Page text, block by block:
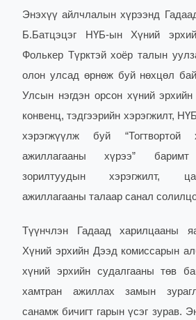
Энэхүү айлчлалын хүрээнд
Б.Батцэцэг НҮБ-ын Хүний
Фолькер Түрктэй хоёр талын
олон улсад өрнөж буй нөхцөл
Улсын нэгдэн орсон хүний
конвенц, тэдгээрийн хэрэгжилт,
хэрэгжүүлж буй “Тогтвортой
ажиллагааны хүрээ”
зорилтуудын хэрэгжилт,
ажиллагааны талаар санал
Түүнчлэн Гадаад харилцааны
Хүний эрхийн Дээд комиссарын
хүний эрхийн судалгааны төв
хамтран ажиллах замын
санамж бичигт гарын үсэг зурав.